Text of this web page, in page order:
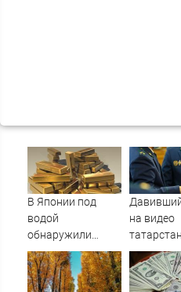
В Японии под
водой
обнаружили
рекордные
запасы
«невидимого»
на видео
прокурор
отставку
09/08/